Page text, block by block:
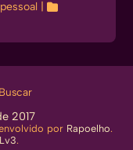
| 
2017
por Rapoelho.
.